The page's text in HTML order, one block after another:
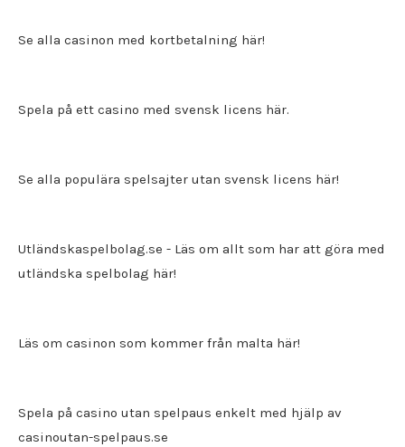
Se alla casinon med kortbetalning här!
Spela på ett casino med svensk licens här.
Se alla populära spelsajter utan svensk licens här!
Utländskaspelbolag.se - Läs om allt som har att göra med
utländska spelbolag här!
Läs om casinon som kommer från malta här!
Spela på casino utan spelpaus enkelt med hjälp av
casinoutan-spelpaus.se